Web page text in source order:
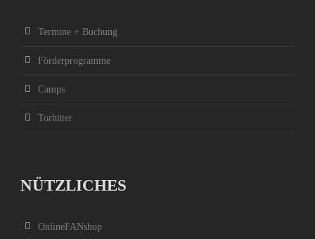
Termine + Buchung
Förderprogramme
Camps
Torhüter
NÜTZLICHES
OnlineFANshop